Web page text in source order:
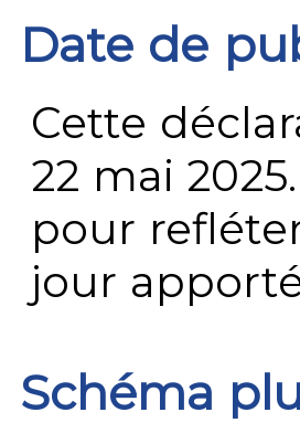
Date de
Cette
22 mai
pour
jour
Schéma